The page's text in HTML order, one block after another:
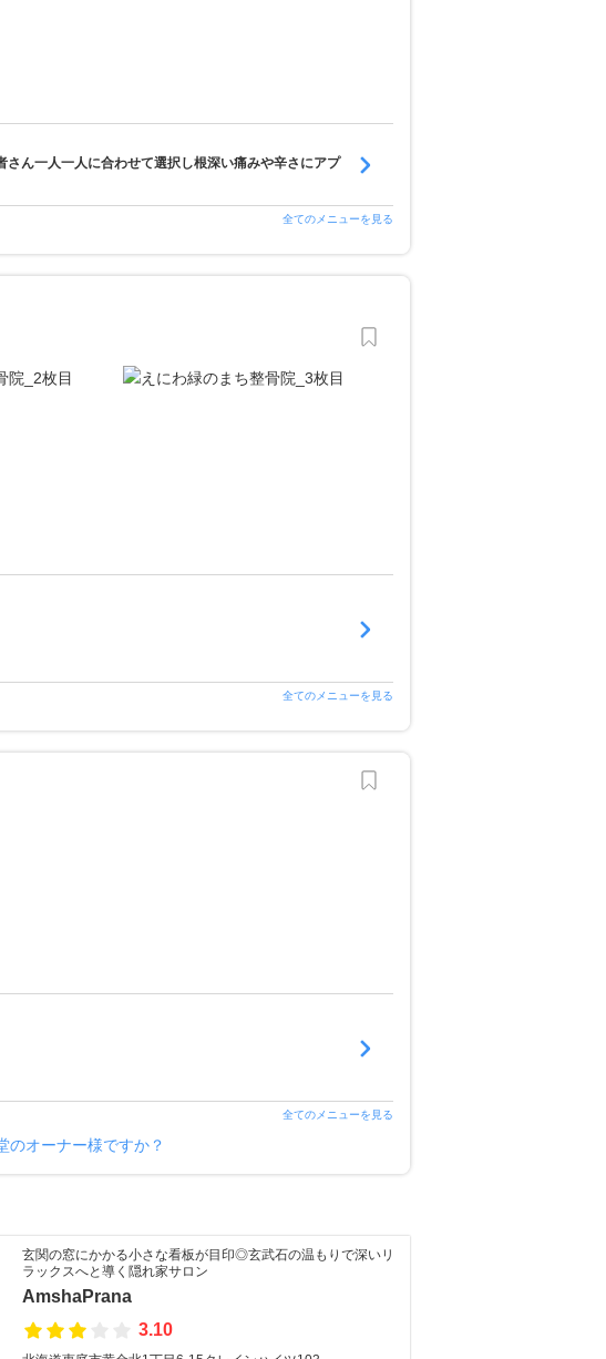
ん一人一人に合わせて選択し根深い痛みや辛さにアプ
全てのメニューを見る
全てのメニューを見る
全てのメニューを見る
のオーナー様ですか？
玄関の窓にかかる小さな看板が目印◎玄武石の温もりで深いリ
ラックスへと導く隠れ家サロン
AmshaPrana
3.10